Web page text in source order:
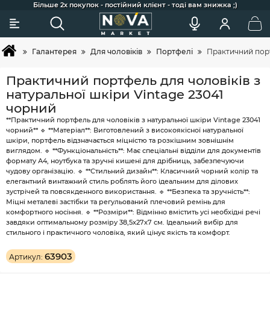
Сковорідки для індукції, гриля та щоденного готування
Більше 2х покупок - постійний клієнт - тоді вам знижка ;)
Акції та додаткові знижки для постійних клієнтів
Найкраща професійна косметика для догляду
Широкий вибір товарів та зручний підбір
Швидка доставка по Україні
Покупка товарів в кредит
Галантерея Для чоловіків Портфелі Практичний
Практичний портфель для чоловіків з
натуральної шкіри Vintage 23041
чорний
**Практичний портфель для чоловіків з натуральної шкіри Vintage 23041
чорний** 🔹 **Матеріал**: Виготовлений з високоякісної натуральної
шкіри, портфель відзначається міцністю та розкішним зовнішнім
виглядом. 🔹 **Функціональність**: Має спеціальні відділи для документів
формату А4, ноутбука та зручні кишені для дрібниць, забезпечуючи
чудову організацію. 🔹 **Стильний дизайн**: Класичний чорний колір та
елегантний винтажний стиль роблять його ідеальним для ділових
зустрічей та повсякденного використання. 🔹 **Безпека та зручність**:
Міцні металеві застібки та регульований плечовий ремінь для
комфортного носіння. 🔹 **Розміри**: Відмінно вмістить усі необхідні речі
завдяки оптимальному розміру 38,5х27х7 см. Ідеальний вибір для
стильного і практичного чоловіка, який цінує якість та комфорт.
Артикул: 63903